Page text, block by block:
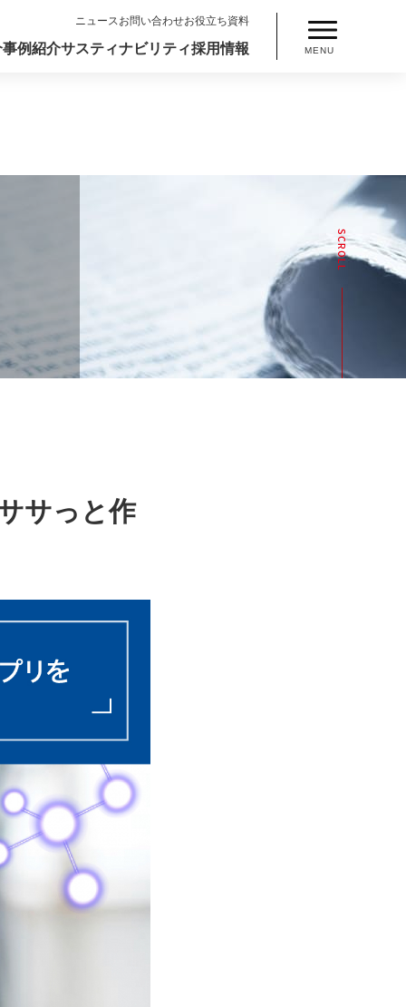
ニュースお問い合わせお役立ち資料
事例紹介サスティナビリティ採用情報 MENU
サっと作